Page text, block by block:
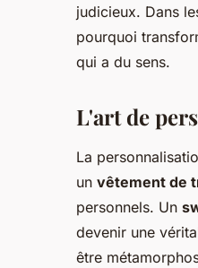
judicieux. Dans
pourquoi
qui a du sens.
L'art de
La
un vêtement de
personnels. Un
devenir une
être